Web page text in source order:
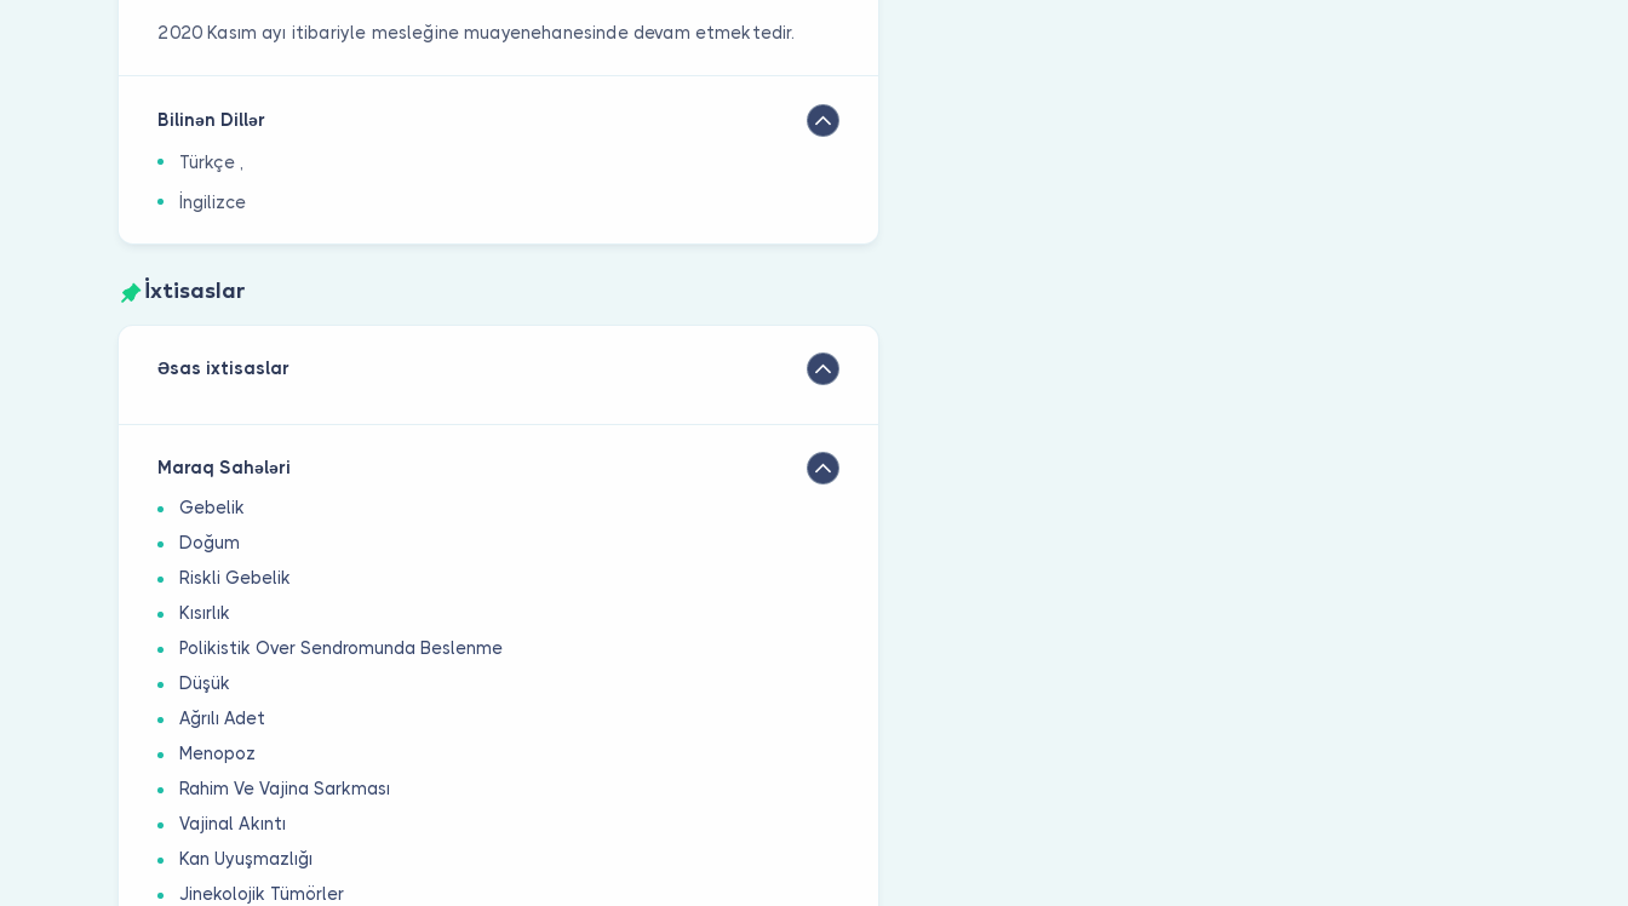
2020 Kasım ayı itibariyle mesleğine muayenehanesinde devam etmektedir.
Bilinən Dillər
Türkçe ,
İngilizce
İxtisaslar
Əsas ixtisaslar
Maraq Sahələri
Gebelik
Doğum
Riskli Gebelik
Kısırlık
Polikistik Over Sendromunda Beslenme
Düşük
Ağrılı Adet
Menopoz
Rahim Ve Vajina Sarkması
Vajinal Akıntı
Kan Uyuşmazlığı
Jinekolojik Tümörler